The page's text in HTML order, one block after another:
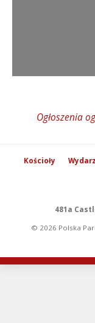
Ogłoszenia
Kościoły
481a
© 2026 Polska